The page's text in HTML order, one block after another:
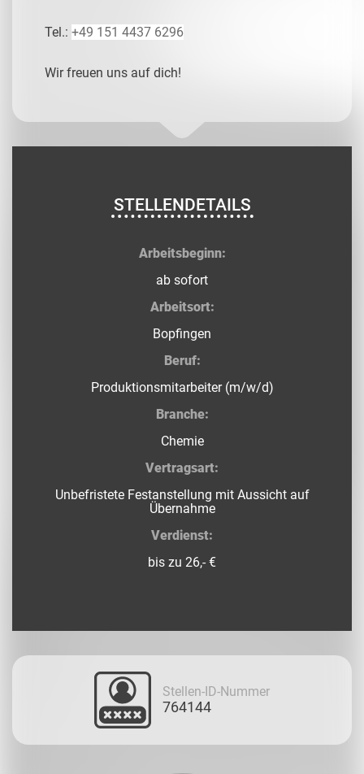
Tel.: +49 151 4437 6296
Wir freuen uns auf dich!
STELLENDETAILS
Arbeitsbeginn:
ab sofort
Arbeitsort:
Bopfingen
Beruf:
Produktionsmitarbeiter (m/w/d)
Branche:
Chemie
Vertragsart:
Unbefristete Festanstellung mit Aussicht auf
Übernahme
Verdienst:
bis zu 26,- €
Stellen-ID-Nummer
764144